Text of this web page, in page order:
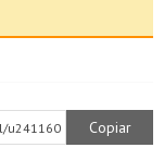
u241160 Copiar